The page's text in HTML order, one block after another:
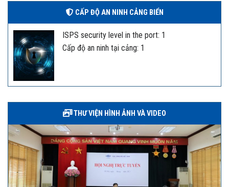
CẤP ĐỘ AN NINH CẢNG BIỂN
ISPS security level in the port: 1
Cấp độ an ninh tại cảng: 1
THƯ VIỆN HÌNH ẢNH VÀ VIDEO